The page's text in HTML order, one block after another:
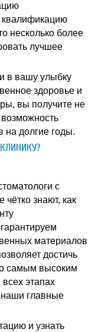
квалификацию
несколько более
лучшее
в вашу улыбку
здоровье и
вы получите не
на долгие годы.
с
знают, как
материалов
достичь
самым высоким
этапах
главные
и узнать